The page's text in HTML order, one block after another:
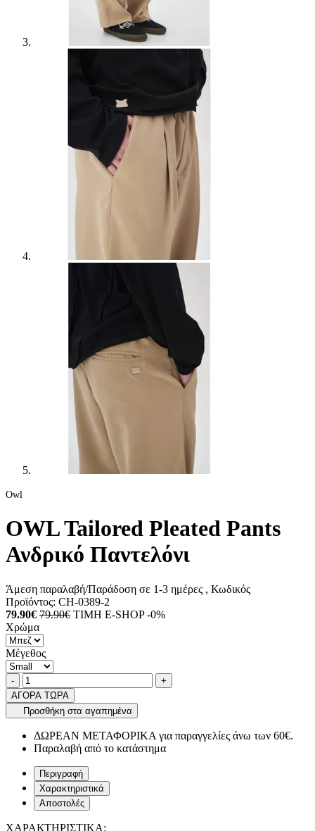
Owl
OWL Tailored Pleated Pants
Ανδρικό Παντελόνι
Άμεση παραλαβή/Παράδοση σε 1-3 ημέρες , Κωδικός
Προϊόντος: CH-0389-2
79.90€ 79.90€ ΤΙΜΗ E-SHOP -0%
Χρώμα
Μέγεθος
Ποσότητα
-product.increase.quantity +
ΑΓΟΡΑ ΤΩΡΑ
Προσθήκη στα αγαπημένα
ΔΩΡΕΑΝ ΜΕΤΑΦΟΡΙΚΑ για παραγγελίες άνω των 60€.
Παραλαβή από το κατάστημα
Περιγραφή
Χαρακτηριστικά
Αποστολές
ΧΑΡΑΚΤΗΡΙΣΤΙΚΑ: